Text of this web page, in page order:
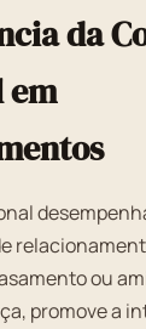
da
em
ou
promove a